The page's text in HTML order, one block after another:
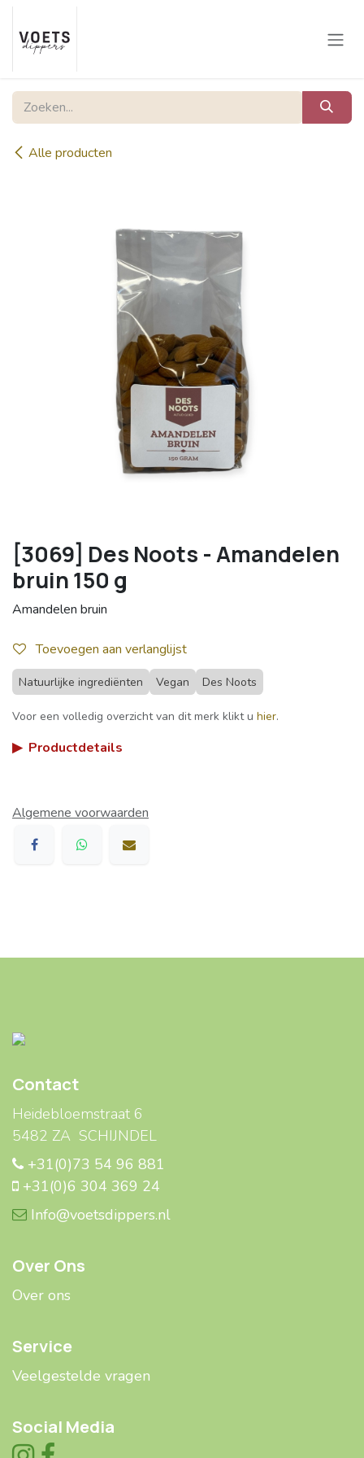
Overslaan naar inhoud
Alle producten
[3069] Des Noots - Amandelen
bruin 150 g
Amandelen bruin
Toevoegen aan verlanglijst
Natuurlijke ingrediënten Vegan Des Noots
Voor een volledig overzicht van dit merk klikt u hier.
▶ Productdetails
Algemene voorwaarden
Contact
Heidebloemstraat 6
5482 ZA SCHIJNDEL
+31(0)73 54 96 881
+31(0)6 304 369 24
Info@voetsdippers.nl
Over Ons
Over ons
Service
Veelgestelde ​​vragen
Social Media